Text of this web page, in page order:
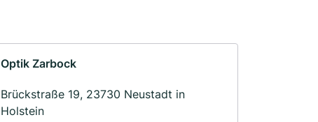
Optik Zarbock
Brückstraße 19, 23730 Neustadt in
Holstein